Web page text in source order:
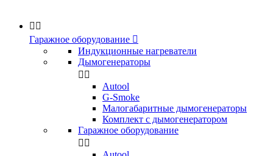
 
Гаражное оборудование 
Индукционные нагреватели
Дымогенераторы
 
Аutool
G-Smoke
Малогабаритные дымогенераторы
Комплект с дымогенератором
Гаражное оборудование
 